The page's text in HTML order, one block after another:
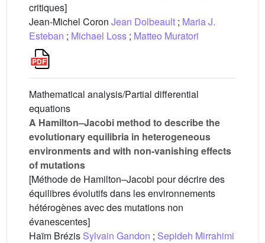
critiques]
Jean-Michel Coron Jean Dolbeault ; Maria J.
Esteban ; Michael Loss ; Matteo Muratori
Mathematical analysis/Partial differential
equations
A Hamilton–Jacobi method to describe the
evolutionary equilibria in heterogeneous
environments and with non-vanishing effects
of mutations
[Méthode de Hamilton–Jacobi pour décrire des
équilibres évolutifs dans les environnements
hétérogènes avec des mutations non
évanescentes]
Haïm Brézis Sylvain Gandon ; Sepideh Mirrahimi